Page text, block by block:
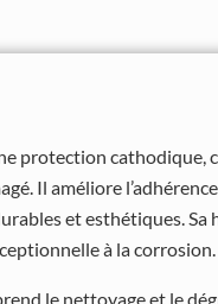
protection cathodique,
Il améliore
et esthétiques. Sa
à la corrosion.
le nettoyage et le